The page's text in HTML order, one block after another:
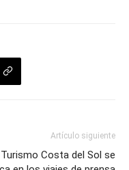
Artículo siguiente
Turismo Costa del Sol se